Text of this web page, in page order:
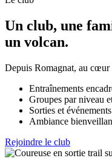
Un club, une
un volcan.
Depuis Romagnat, au cœur
Entraînements
Groupes par niveau
Sorties et
Ambiance
Rejoindre le club